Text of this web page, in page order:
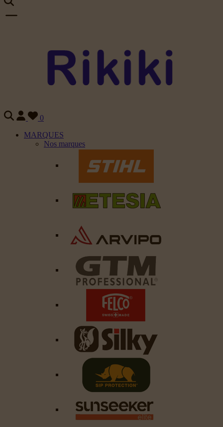
0
MARQUES
Nos marques